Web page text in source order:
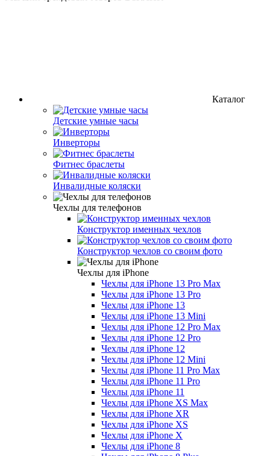
Каталог
Детские умные часы
Инверторы
Фитнес браслеты
Инвалидные коляски
Чехлы для телефонов
Конструктор именных чехлов
Конструктор чехлов со своим фото
Чехлы для iPhone
Чехлы для iPhone 13 Pro Max
Чехлы для iPhone 13 Pro
Чехлы для iPhone 13
Чехлы для iPhone 13 Mini
Чехлы для iPhone 12 Pro Max
Чехлы для iPhone 12 Pro
Чехлы для iPhone 12
Чехлы для iPhone 12 Mini
Чехлы для iPhone 11 Pro Max
Чехлы для iPhone 11 Pro
Чехлы для iPhone 11
Чехлы для iPhone XS Max
Чехлы для iPhone XR
Чехлы для iPhone XS
Чехлы для iPhone X
Чехлы для iPhone 8